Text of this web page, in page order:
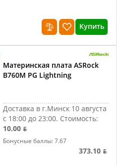
Купить
Материнская плата ASRock
B760M PG Lightning
Доставка в г.Минск 10 августа
с 18:00 до 23:00. Стоимость:
10.00 ƃ
Бонусные баллы: 7.67
373.10 ƃ